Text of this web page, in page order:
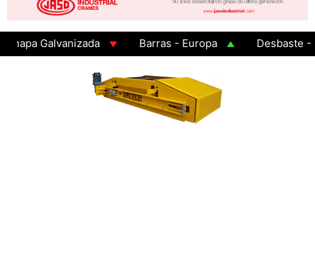
Galvanizada Barras - Europa
Desbaste -